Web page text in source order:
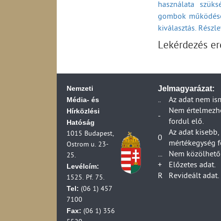
Küldemények
Ügyfélszolgálati
Egyetemes
ideje belföldi
Egyetemes
ideje belföldi
Panaszok,
2024)
Panaszok,
2024)
Panaszok és
(2013-2024)
2006)
Fiókposták
Postahelyek
(1990-2006)
A postai
A postai
HIF ellenőrzési
A postai
szolgáltató
A postai
A száz lakosra
(1990-2006)
A száz lakosra
(1990-2006)
A száz lakosra
2006)
Bács-Kiskun
Békés
Csongrád
használata
gombok
kiválasztás.
Lekérdezés
Nemzeti
Média- és
Hírközlési
Hatóság
1015 Budapest,
Ostrom u. 23-
25.
Levélcím:
1525. Pf. 75.
Tel: (06 1) 457
7100
Fax: (06 1) 356
Jelmagyarázat:
..
Az adat nem
-
Nem
fordul elő.
0
Az adat
mértékegység
...
Nem
+
Előzetes adat.
R
Revideált adat.